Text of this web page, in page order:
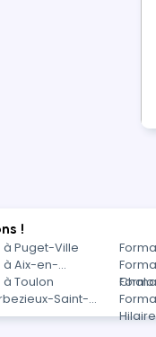
!
Puget-Ville
à Aix-en-
Toulon
Saint-
Hilaire